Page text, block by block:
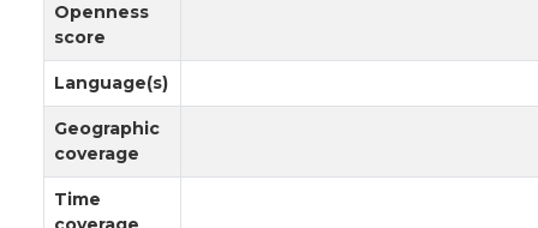
Openness
score
Language(s)
Geographic
coverage
Time